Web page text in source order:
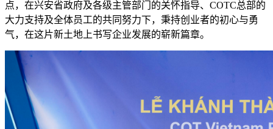
点，在兴安省政府及各级主管部门的关怀指导、COTC总部的
大力支持及全体员工的共同努力下，秉持创业者的初心与勇
气，在这片新土地上书写企业发展的崭新篇章。